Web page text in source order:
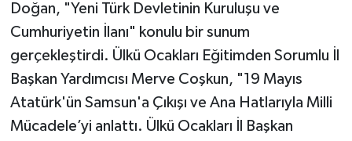
Doğan, "Yeni Türk Devletinin Kuruluşu ve
Cumhuriyetin İlanı" konulu bir sunum
gerçekleştirdi. Ülkü Ocakları Eğitimden Sorumlu İl
Başkan Yardımcısı Merve Coşkun, "19 Mayıs
Atatürk'ün Samsun'a Çıkışı ve Ana Hatlarıyla Milli
Mücadele’yi anlattı. Ülkü Ocakları İl Başkan